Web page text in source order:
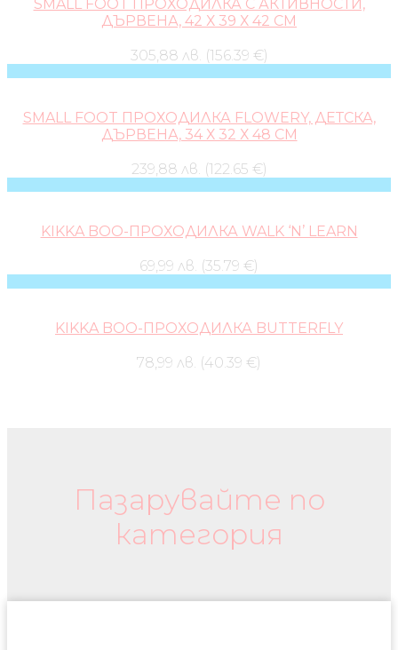
SMALL FOOT ПРОХОДИЛКА С АКТИВНОСТИ,
ДЪРВЕНА, 42 Х 39 Х 42 CM
305,88 лв. (156.39 €)
SMALL FOOT ПРОХОДИЛКА FLOWERY, ДЕТСКА,
ДЪРВЕНА, 34 Х 32 Х 48 CM
239,88 лв. (122.65 €)
KIKKA BOO-ПРОХОДИЛКА WALK ‘N’ LEARN
69,99 лв. (35.79 €)
KIKKA BOO-ПРОХОДИЛКА BUTTERFLY
78,99 лв. (40.39 €)
Пазарувайте по
категория